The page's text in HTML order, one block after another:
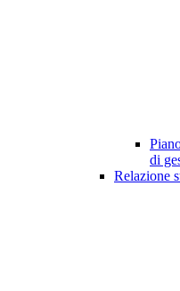
di
Relazione